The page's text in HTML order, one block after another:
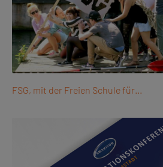
FSG, mit der Freien Schule für…